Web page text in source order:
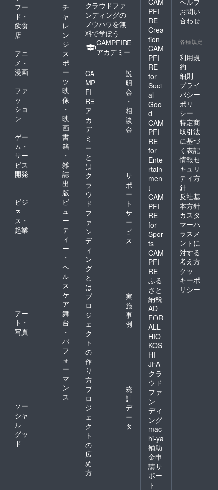
必ず備
考欄に
クレ
ジット
希望さ
名前を
ご記入
くださ
い。
フー
ド・
飲食
店
チ
ャ
レ
ン
ジ
アニ
メ・
漫画
ス
ポ
ー
ツ
ファ
ッ
ショ
ン
映
像
・
映
画
ゲー
ム・
サー
ビス
開発
書
籍
・
雑
誌
出
版
ビジ
ネ
ス・
起業
ビ
ュ
ー
テ
ィ
ー
・
ヘ
ル
ス
ケ
ア
アー
ト・
写真
舞
台
・
パ
フ
ォ
ー
マ
ン
ス
ソー
シャ
ル
グッ
ド
クラウドファ
ンディングの
ノウハウを無
料で学ぼう
CAMPFIRE
アカデミー
CA
MP
FI
RE
ア
カ
デ
ミ
ー
と
は
説
明
会
・
相
談
会
ク
ラ
ウ
ド
フ
ァ
ン
デ
ィ
ン
グ
と
は
サ
ポ
ー
ト
サ
ー
ビ
ス
プ
ロ
ジ
ェ
ク
ト
の
作
り
方
実
施
事
例
プ
ロ
ジ
ェ
ク
ト
の
広
め
方
統
計
デ
ー
タ
PFI
RE
Crea
tion
CAM
PFI
RE
for
Soci
al
Goo
d
CAM
PFI
RE
for
Ente
rtain
men
t
CAM
PFI
RE
for
Spor
ts
CAM
PFI
RE
ふる
さと
納税
AD
FOR
ALL
HIO
KOS
HI
JFA
クラ
ウド
ファ
ン
ディ
ング
mac
hi-ya
補助
金申
請サ
ポー
ト
お問い
合わせ
各種規定
利用規
約
細則
プライ
バシー
ポリ
シー
特定商
取引法
に基づ
く表記
情報セ
キュリ
ティ方
針
反社基
本方針
カスタ
マーハ
ラスメ
ントに
対する
考え方
クッ
キーポ
リシー